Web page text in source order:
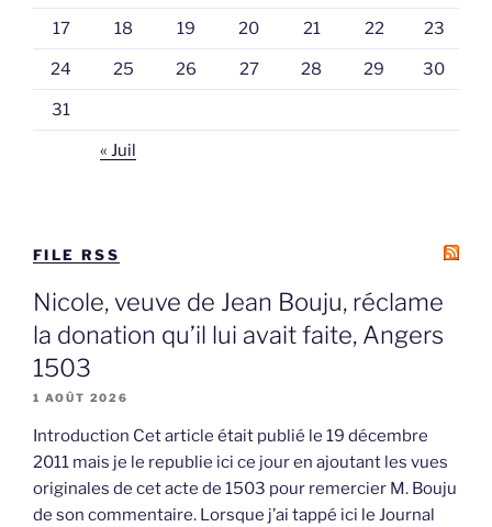
17 18 19 20 21 22 23
24 25 26 27 28 29 30
31
« Juil
FILE RSS
Nicole, veuve de Jean Bouju, réclame
la donation qu’il lui avait faite, Angers
1503
1 AOÛT 2026
Introduction Cet article était publié le 19 décembre
2011 mais je le republie ici ce jour en ajoutant les vues
originales de cet acte de 1503 pour remercier M. Bouju
de son commentaire. Lorsque j’ai tappé ici le Journal